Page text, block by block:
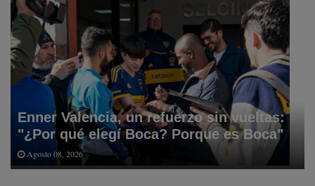
Enner Valencia, un refuerzo sin vueltas:
"¿Por qué elegí Boca? Porque es Boca"
Agosto 08, 2026